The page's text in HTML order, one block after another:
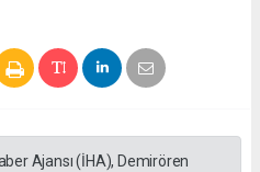
Ajansı (İHA), Demirören